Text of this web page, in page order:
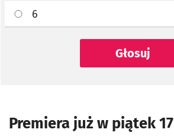
6
Głosuj
Premiera już w piątek